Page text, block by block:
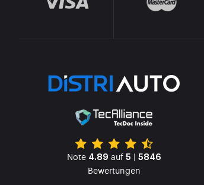
Note 4.89 auf 5 | 5846
Bewertungen